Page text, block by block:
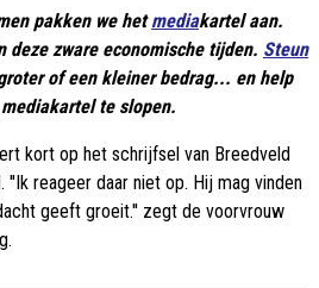
pakken we hetmediakartel aan.
deze zware economische tijden. Steun
of een kleiner bedrag... en help
te slopen.
kort op het schrijfsel van Breedveld
reageer daar niet op. Hij mag vinden
geeft groeit.'' zegt de voorvrouw